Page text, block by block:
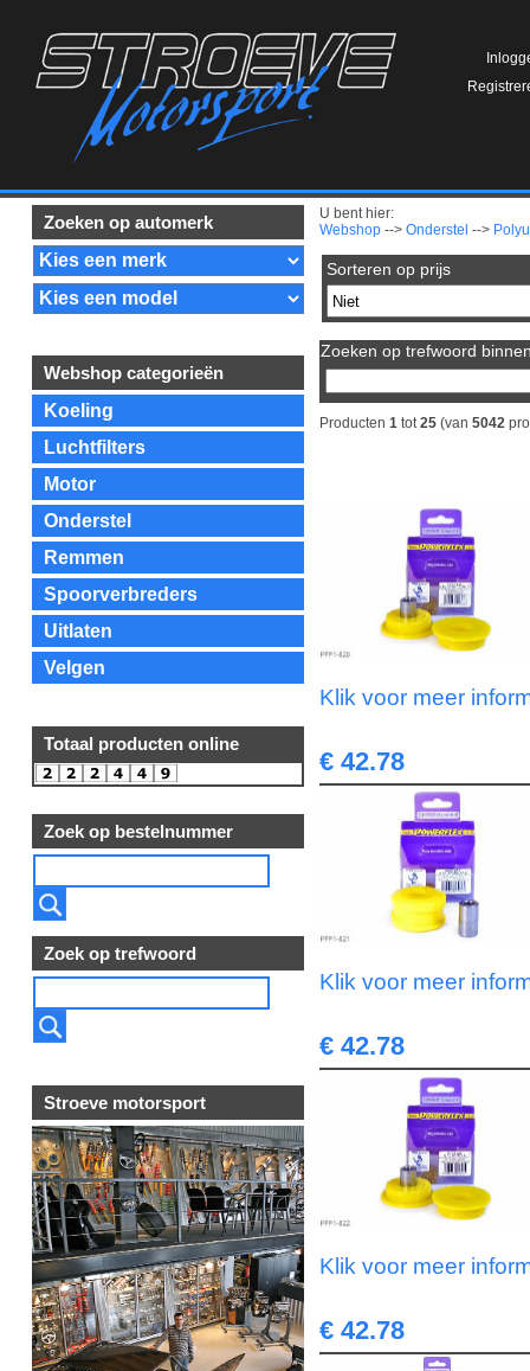
Zoeken op automerk
Webshop categorieën
Koeling
Luchtfilters
Motor
Onderstel
Remmen
Spoorverbreders
Uitlaten
Velgen
Totaal producten online
Zoek op bestelnummer
Zoek op trefwoord
Stroeve motorsport
U bent hier:
Webshop --> Onderstel -->
Sorteren op prijs
Zoeken op trefwoord
Producten 1 tot 25 (van 5042
Klik voor meer
€ 42.78
Klik voor meer
€ 42.78
Klik voor meer
€ 42.78